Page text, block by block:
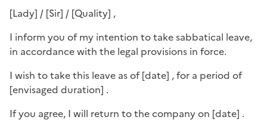
[Lady] / [Sir] / [Quality] ,
I inform you of my intention to take sabbatical leave,
in accordance with the legal provisions in force.
I wish to take this leave as of [date] , for a period of
[envisaged duration] .
If you agree, I will return to the company on [date] .